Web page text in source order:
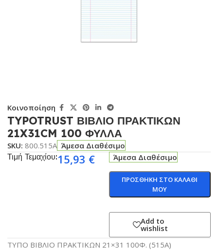
Κοινοποίηση
TYPOTRUST ΒΙΒΛΙΟ ΠΡΑΚΤΙΚΩΝ
21X31CM 100 ΦΥΛΛΑ
SKU: 800.515A Άμεσα Διαθέσιμο
Τιμή Τεμαχίου:15,93 € Άμεσα Διαθέσιμο
ΠΡΟΣΘΗΚΗ ΣΤΟ ΚΑΛΑΘΙ
ΜΟΥ
Add to
wishlist
ΤΥΠΟ ΒΙΒΛΙΟ ΠΡΑΚΤΙΚΩΝ 21×31 100Φ. (515Α)